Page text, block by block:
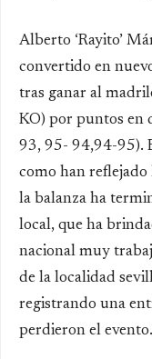
Alberto ‘Rayito’
convertido en
tras ganar al
KO) por puntos en
93, 95- 94,94-95).
como han reflejado
la balanza ha
local, que ha
nacional muy
de la localidad
registrando una
perdieron el evento.